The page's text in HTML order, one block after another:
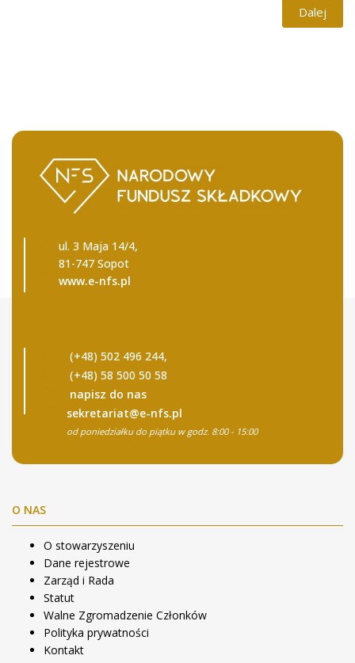
ul. 3 Maja 14/4,
81-747 Sopot
www.e-nfs.pl
(+48) 502 496 244,
(+48) 58 500 50 58
napisz do nas
sekretariat@e-nfs.pl
od poniedziałku do piątku w godz. 8:00 - 15:00
O NAS
O stowarzyszeniu
Dane rejestrowe
Zarząd i Rada
Statut
Walne Zgromadzenie Członków
Polityka prywatności
Kontakt